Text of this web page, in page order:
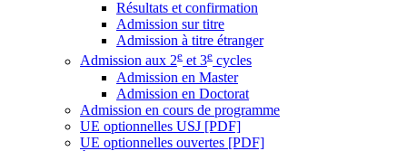
Résultats et confirmation
Admission sur titre
Admission à titre étranger
Admission aux 2e et 3e cycles
Admission en Master
Admission en Doctorat
Admission en cours de programme
UE optionnelles USJ [PDF]
UE optionnelles ouvertes [PDF]